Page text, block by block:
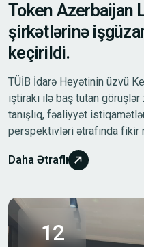
Token Azerbaijan
şirkətlərinə
keçirildi.
TÜİB İdarə Heyətinin üzvü
iştirakı ilə baş tutan görüşlər
tanışlıq, fəaliyyət
perspektivləri ətrafında fikir
Daha Ətraflı
12